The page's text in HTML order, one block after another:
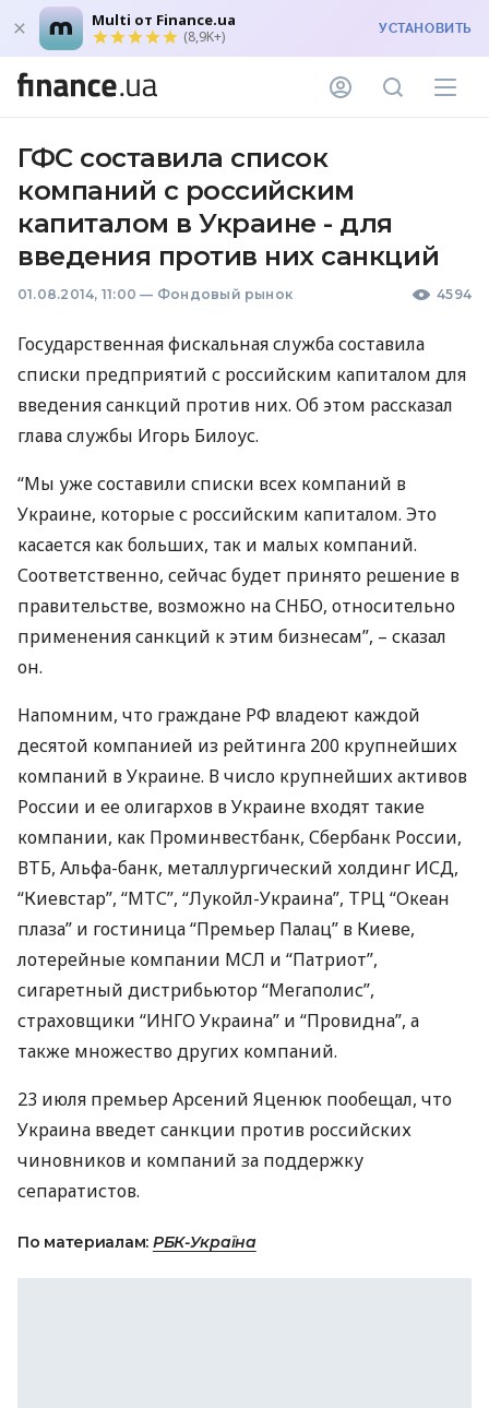
Multi от Finance.ua
(8,9K+) УСТАНОВИТЬ
ГФС составила список
компаний с российским
капиталом в Украине - для
введения против них санкций
01.08.2014, 11:00 — Фондовый рынок 4594
Государственная фискальная служба составила
списки предприятий с российским капиталом для
введения санкций против них. Об этом рассказал
глава службы Игорь Билоус.
“Мы уже составили списки всех компаний в
Украине, которые с российским капиталом. Это
касается как больших, так и малых компаний.
Соответственно, сейчас будет принято решение в
правительстве, возможно наСНБО, относительно
применения санкций к этим бизнесам”, – сказал
он.
Напомним, что граждане РФ владеют каждой
десятой компанией из рейтинга 200 крупнейших
компаний в Украине. В число крупнейших активов
России и ее олигархов в Украине входят такие
компании, как Проминвестбанк, Сбербанк России,
ВТБ, Альфа-банк, металлургический холдинг ИСД,
“Киевстар”, “МТС”, “Лукойл-Украина”, ТРЦ“Океан
плаза” и гостиница “Премьер Палац” в Киеве,
лотерейные компании МСЛ и “Патриот”,
сигаретный дистрибьютор “Мегаполис”,
страховщики “ИНГО Украина” и “Провидна”, а
также множество других компаний.
23 июля премьер Арсений Яценюк пообещал, что
Украина введет санкции против российских
чиновников и компаний за поддержку
сепаратистов.
По материалам: РБК-Україна